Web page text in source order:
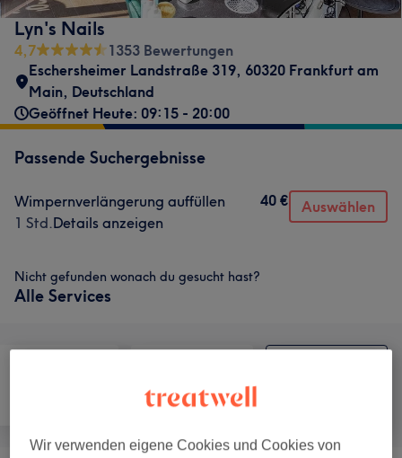
Lyn's Nails
4,7
1353 Bewertungen
Eschersheimer Landstraße 319, 60320 Frankfurt am
Main, Deutschland
Geöffnet Heute: 09:15 - 20:00
Passende Suchergebnisse
Wimpernverlängerung auffüllen
1 Std.Details anzeigen
40 € Auswählen
Nicht gefunden wonach du gesucht hast?
Alle Services
Nägel
Wir verwenden eigene Cookies und Cookies von